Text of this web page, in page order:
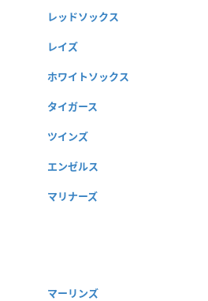
レッドソックス
レイズ
ホワイトソックス
タイガース
ツインズ
エンゼルス
マリナーズ
マーリンズ